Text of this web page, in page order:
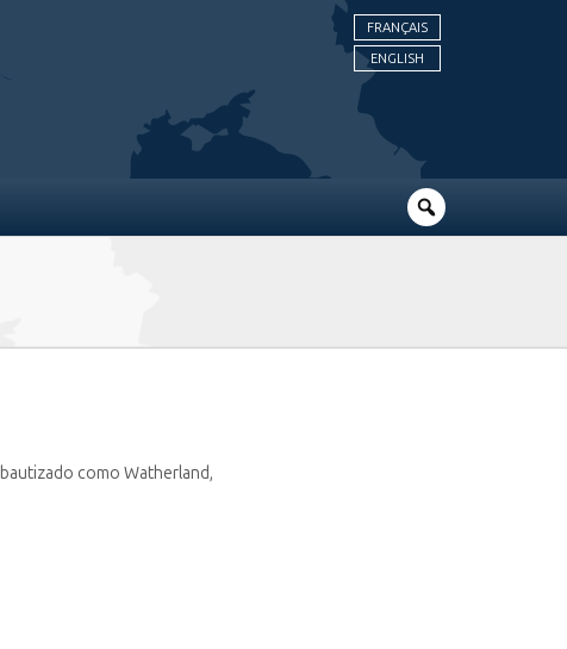
FRANÇAIS
ENGLISH
como Watherland,